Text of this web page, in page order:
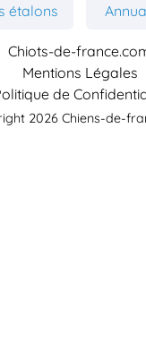
étalons
Chiots-de-
Mentions Légales
de
2026 Chiens-de-